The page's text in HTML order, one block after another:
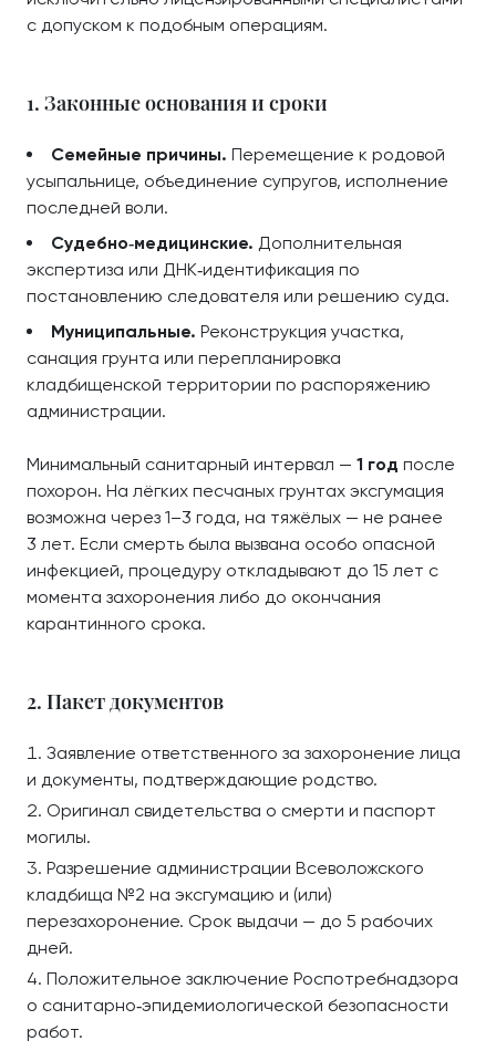
с допуском к подобным операциям.
1. Законные основания и сроки
Семейные причины. Перемещение к родовой
усыпальнице, объединение супругов, исполнение
последней воли.
Судебно‑медицинские. Дополнительная
экспертиза или ДНК‑идентификация по
постановлению следователя или решению суда.
Муниципальные. Реконструкция участка,
санация грунта или перепланировка
кладбищенской территории по распоряжению
администрации.
Минимальный санитарный интервал — 1 год после
похорон. На лёгких песчаных грунтах эксгумация
возможна через 1–3 года, на тяжёлых — не ранее
3 лет. Если смерть была вызвана особо опасной
инфекцией, процедуру откладывают до 15 лет с
момента захоронения либо до окончания
карантинного срока.
2. Пакет документов
Заявление ответственного за захоронение лица
и документы, подтверждающие родство.
Оригинал свидетельства о смерти и паспорт
могилы.
Разрешение администрации Всеволожского
кладбища №2 на эксгумацию и (или)
перезахоронение. Срок выдачи — до 5 рабочих
дней.
Положительное заключение Роспотребнадзора
о санитарно‑эпидемиологической безопасности
работ.